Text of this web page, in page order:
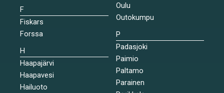
F
Fiskars
Forssa
H
Haapajärvi
Haapavesi
Hailuoto
Oulu
Outokumpu
P
Padasjoki
Paimio
Paltamo
Parainen